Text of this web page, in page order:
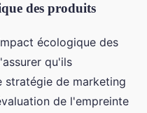
des produits
écologique des
qu'ils
stratégie de marketing
de l'empreinte